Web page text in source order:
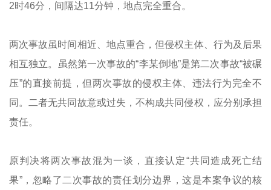
2时46分，间隔达11分钟，地点完全重合。
两次事故虽时间相近、地点重合，但侵权主体、行为及后果
相互独立。虽然第一次事故的“李某倒地”是第二次事故“被碾
压”的直接前提，但两次事故的侵权主体、违法行为完全不
同。二者无共同故意或过失，不构成共同侵权，应分别承担
责任。
原判决将两次事故混为一谈，直接认定“共同造成死亡结
果”，忽略了二次事故的责任划分边界，这是本案争议的核